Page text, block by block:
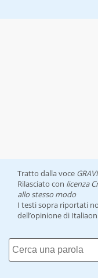
Tratto dalla voce
Rilasciato con licenza
allo stesso modo
I testi sopra riportati
dell’opinione di